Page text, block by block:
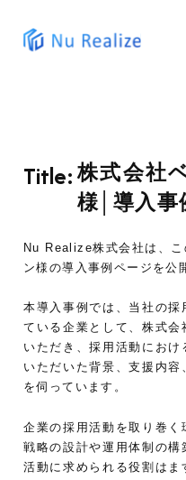
会社概要
Mission/Vision/
ニュース
事業概要
事業概要トップ
導入事例
人事向けサービス
人事向けサ
RPOサービ
求職者向けサービ
就活生向け
メディア
メディアトップ
求職者向けメディ
Company Blog
採用情報
Title: 株式会社
様│導入事
Nu Realize株式会社は、
ン様の導入事例ページを公
本導入事例では、当社の
ている企業として、株式
いただき、採用活動にお
いただいた背景、支援内
を伺っています。
企業の採用活動を取り巻
戦略の設計や運用体制の
活動に求められる役割は